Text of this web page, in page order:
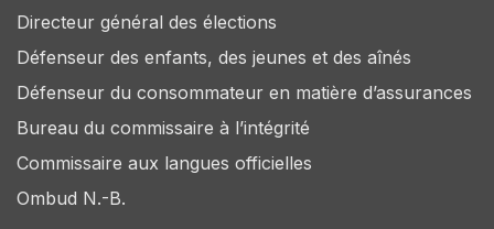
Directeur général des élections
Défenseur des enfants, des jeunes et des aînés
Défenseur du consommateur en matière d’assurances
Bureau du commissaire à l’intégrité
Commissaire aux langues officielles
Ombud N.-B.